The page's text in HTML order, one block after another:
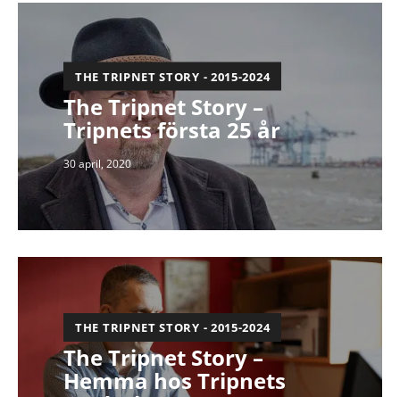
THE TRIPNET STORY - 2015-2024
The Tripnet Story –
Tripnets första 25 år
30 april, 2020
THE TRIPNET STORY - 2015-2024
The Tripnet Story –
Hemma hos Tripnets